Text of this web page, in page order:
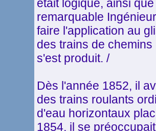
était logique, ainsi
remarquable
faire l'application au
des trains de
s'est produit. /
Dès l'année 1852, il
des trains roulants
d'eau horizontaux
1854, il se